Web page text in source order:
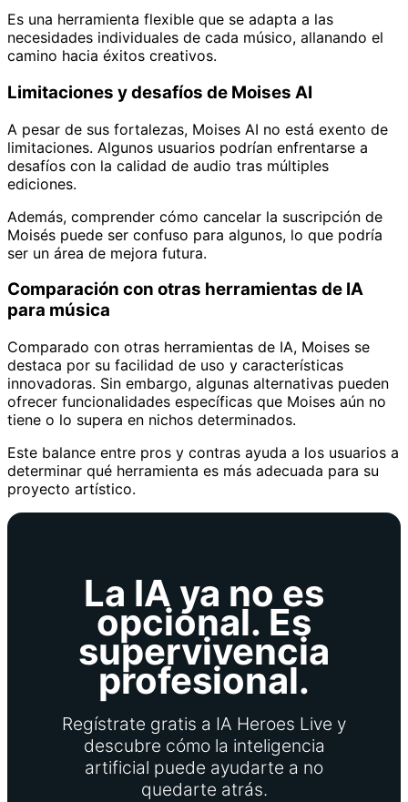
Es una herramienta flexible que se adapta a las
necesidades individuales de cada músico, allanando el
camino hacia éxitos creativos.
Limitaciones y desafíos de Moises AI
A pesar de sus fortalezas, Moises AI no está exento de
limitaciones. Algunos usuarios podrían enfrentarse a
desafíos con la calidad de audio tras múltiples
ediciones.
Además, comprender cómo cancelar la suscripción de
Moisés puede ser confuso para algunos, lo que podría
ser un área de mejora futura.
Comparación con otras herramientas de IA
para música
Comparado con otras herramientas de IA, Moises se
destaca por su facilidad de uso y características
innovadoras. Sin embargo, algunas alternativas pueden
ofrecer funcionalidades específicas que Moises aún no
tiene o lo supera en nichos determinados.
Este balance entre pros y contras ayuda a los usuarios a
determinar qué herramienta es más adecuada para su
proyecto artístico.
La IA ya no es
opcional. Es
supervivencia
profesional.
Regístrate gratis a IA Heroes Live y
descubre cómo la inteligencia
artificial puede ayudarte a no
quedarte atrás.